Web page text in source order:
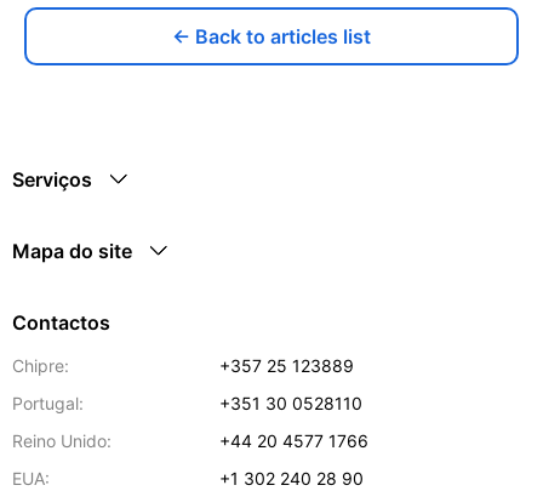
← Back to articles list
Serviços
Mapa do site
Contactos
Chipre:
+357 25 123889
Portugal:
+351 30 0528110
Reino Unido:
+44 20 4577 1766
EUA:
+1 302 240 28 90